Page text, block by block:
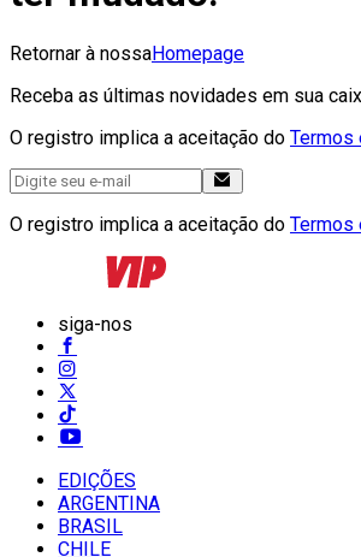
Retornar à nossaHomepage
Receba as últimas novidades em sua
O registro implica a aceitação do Termos
O registro implica a aceitação do Termos
siga-nos
EDIÇÕES
ARGENTINA
BRASIL
CHILE